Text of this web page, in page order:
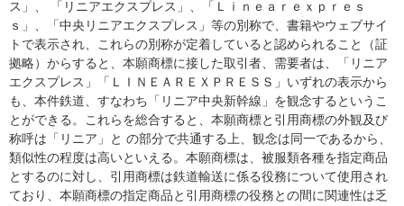
ス」、 「リニアエクスプレス」、「Ｌｉｎｅａｒｅｘｐｒｅｓ
ｓ」、「中央リニアエクスプレス」等の別称で、書籍やウェブサイ
トで表示され、これらの別称が定着していると認められること（証
拠略）からすると、本願商標に接した取引者、需要者は、「リニア
エクスプレス」「ＬＩＮＥＡＲＥＸＰＲＥＳＳ」いずれの表示から
も、本件鉄道、すなわち「リニア中央新幹線」を観念するというこ
とができる。これらを総合すると、本願商標と引用商標の外観及び
称呼は「リニア」と の部分で共通する上、観念は同一であるから、
類似性の程度は高いといえる。本願商標は、被服類各種を指定商品
とするのに対し、引用商標は鉄道輸送に係る役務について使用され
ており、本願商標の指定商品と引用商標の役務との間に関連性は乏